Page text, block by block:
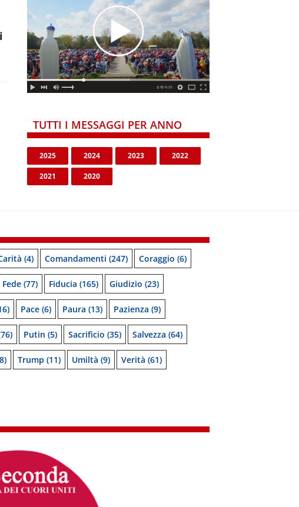
TUTTI I MESSAGGI PER ANNO
2025 2024 2023 2022
2021 2020
(4) Comandamenti (247) Coraggio (6)
Fede (77) Fiducia (165) Giudizio (23)
Pace (6) Paura (13) Pazienza (9)
Putin (5) Sacrificio (35) Salvezza (64)
Trump (11) Umiltà (9) Verità (61)